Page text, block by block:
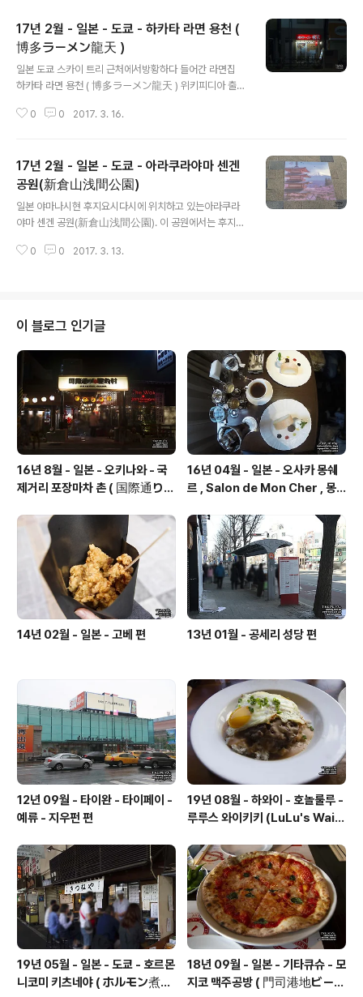
17년 2월 - 일본 - 도쿄 - 하카타 라면 용천 (
博多ラーメン龍天 )
일본 도쿄 스카이 트리 근처에서방황하다 들어간 라면집
하카타 라면 용천 ( 博多ラーメン龍天 ) 위키피디아 출처
쿠젠 국에 세워진 하카타 만에 접해있는 항구 도시이다. 중
함께, 후쿠오카 시로 지정되어 현재에 이르고 있다. 하카타
의 지명은 하카타 구로 남아있다. " 쉽게 말해 후쿠오카 지
역 풍의 라면집인듯 합니다.물어보지는 못했습니다....;;;;;;
가게 입구 먹었던 라면과 교자 세트그리고 맥주.
0 0 2017. 3. 16.
17년 2월 - 일본 - 도쿄 - 아라쿠라야마 센겐
공원(新倉山浅間公園)
일본 야마나시현 후지요시다시에 위치하고 있는아라쿠라
야마 센겐 공원(新倉山浅間公園). 이 공원에서는 후지산
요... ) 시모요시다 역(下吉田駅, しもよしだえき) 에서
습니다. 하지만 날씨가 안좋으면.... ( * 꽃보다 할배 미국판
의 일본편에 이곳도 나오지요. ) 도쿄 신주쿠에서 가와구치
코행 버스나 전철을 타면 됩니다.가와구치코 역에서 전철
로 시모요시다 역으로 가거나, 체력이 된다면 도보로 이동
이 가능합니다. ( 고속버스를 타고 갈때는 몇일전에 미리 예
약하고 가는것도 좋습니다...
0 0 2017. 3. 13.
이 블로그 인기글
16년 8월 - 일본 - 오키나와 - 국
제거리 포장마차 촌 ( 国際通り屋
16년 04월 - 일본 - 오사카 몽쉐
르 , Salon de Mon Cher , 몽
14년 02월 - 일본 - 고베 편 13년 01월 - 공세리 성당 편
12년 09월 - 타이완 - 타이페이 -
예류 - 지우펀 편
19년 08월 - 하와이 - 호놀룰루 -
루루스 와이키키 (LuLu's Waiki
19년 05월 - 일본 - 도쿄 - 호르몬
니코미 키츠네야 ( ホルモン煮込
18년 09월 - 일본 - 기타큐슈 - 모
지코 맥주공방 ( 門司港地ビール